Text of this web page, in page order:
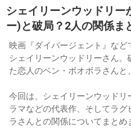
シェイリーンウッドリ
ー)と破局？2人の関係ま
映画『ダイバージェント』な
シェイリーンウッドリーさん
た恋人のベン・ボオボラさんと
今回は、シェイリーンウッド
ラマなどの代表作、そしてラ
ラさんとの関係についてまとめ